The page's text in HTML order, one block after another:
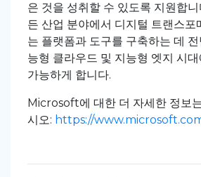
은 것을 성취할 수 있도록 지원합
든 산업 분야에서 디지털 트랜스포
는 플랫폼과 도구를 구축하는 데
능형 클라우드 및 지능형 엣지 시
가능하게 합니다.
Microsoft에 대한 더 자세한 정보
시오: https://